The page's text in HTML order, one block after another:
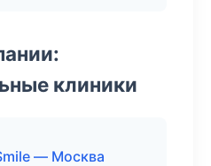
клиники
— Москва